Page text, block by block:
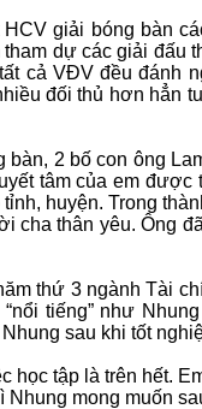
giải bóng bàn
dự các giải đấu
cả VĐV đều đánh
đối thủ hơn hẳn
bàn, 2 bố con ông
tâm của em
huyện. Trong
cha thân yêu. Ông
thứ 3 ngành Tài
tiếng” như
sau khi tốt
học tập là trên hết.
Nhung mong muốn